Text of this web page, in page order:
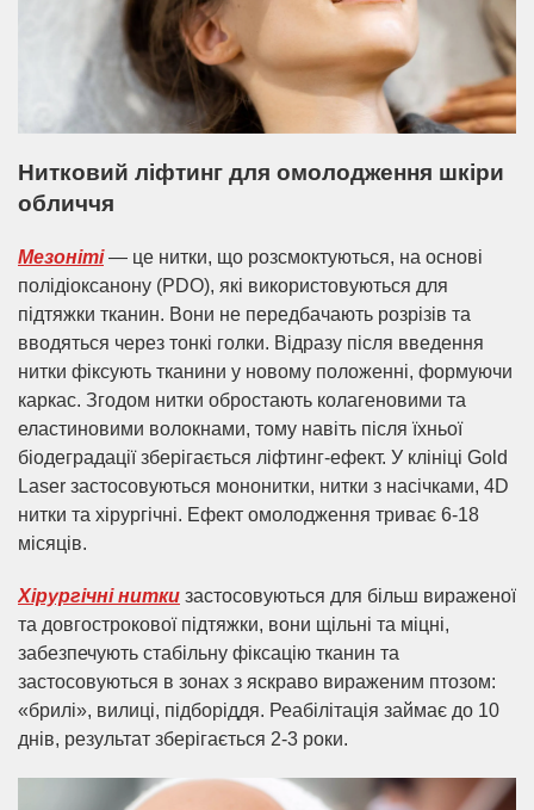
Нитковий ліфтинг для омолодження шкіри
обличчя
Мезоніті— це нитки, що розсмоктуються, на основі
полідіоксанону (PDO), які використовуються для
підтяжки тканин. Вони не передбачають розрізів та
вводяться через тонкі голки. Відразу після введення
нитки фіксують тканини у новому положенні, формуючи
каркас. Згодом нитки обростають колагеновими та
еластиновими волокнами, тому навіть після їхньої
біодеградації зберігається ліфтинг-ефект. У клініці Gold
Laser застосовуються мононитки, нитки з насічками, 4D
нитки та хірургічні. Ефект омолодження триває 6-18
місяців.
Хірургічні нитки застосовуються для більш вираженої
та довгострокової підтяжки, вони щільні та міцні,
забезпечують стабільну фіксацію тканин та
застосовуються в зонах з яскраво вираженим птозом:
«брилі», вилиці, підборіддя. Реабілітація займає до 10
днів, результат зберігається 2-3 роки.